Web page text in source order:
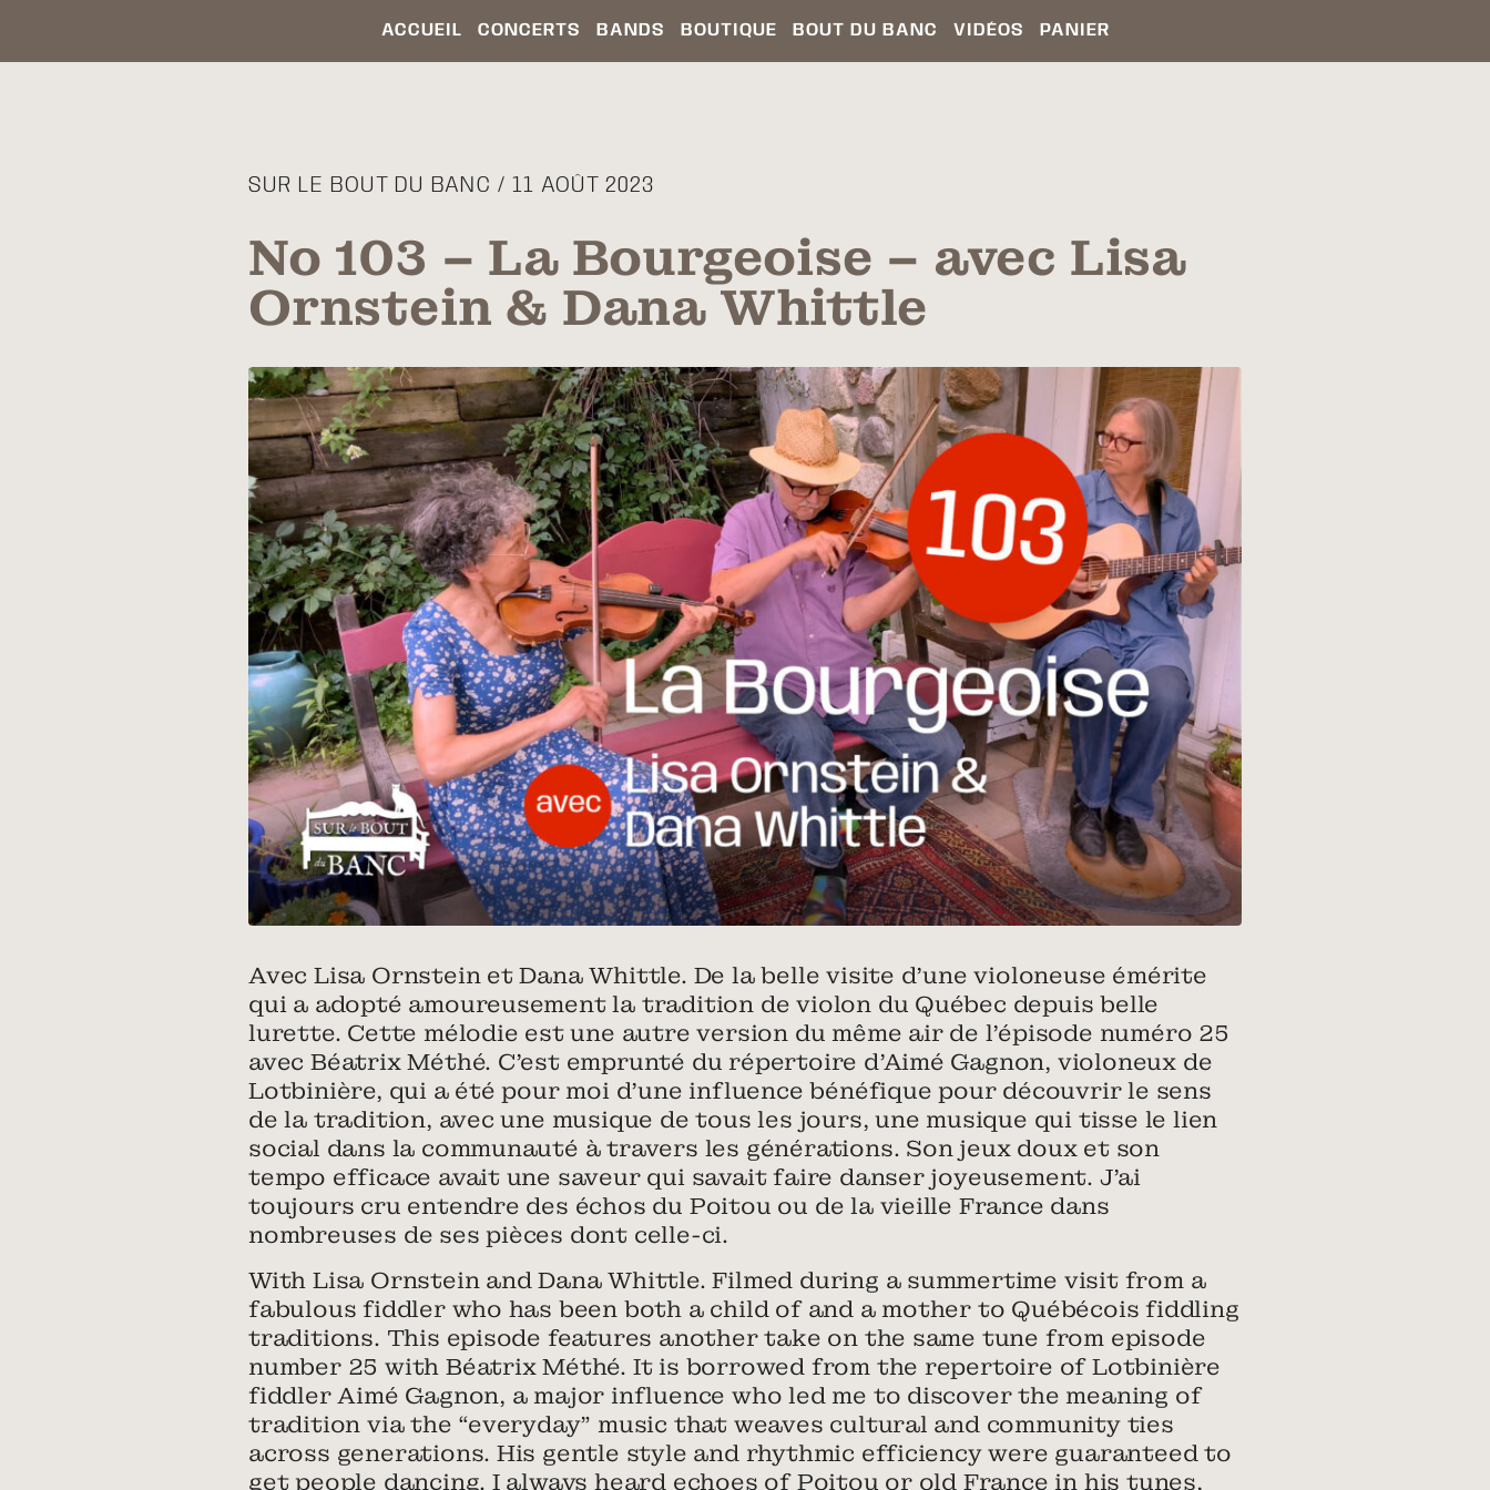
ACCUEIL CONCERTS BANDS BOUTIQUE BOUT DU BANC VIDÉOS PANIER
SUR LE BOUT DU BANC / 11 AOÛT 2023
No 103 – La Bourgeoise – avec Lisa
Ornstein & Dana Whittle
Avec Lisa Ornstein et Dana Whittle. De la belle visite d’une violoneuse émérite
qui a adopté amoureusement la tradition de violon du Québec depuis belle
lurette. Cette mélodie est une autre version du même air de l’épisode numéro 25
avec Béatrix Méthé. C’est emprunté du répertoire d’Aimé Gagnon, violoneux de
Lotbinière, qui a été pour moi d’une influence bénéfique pour découvrir le sens
de la tradition, avec une musique de tous les jours, une musique qui tisse le lien
social dans la communauté à travers les générations. Son jeux doux et son
tempo efficace avait une saveur qui savait faire danser joyeusement. J’ai
toujours cru entendre des échos du Poitou ou de la vieille France dans
nombreuses de ses pièces dont celle-ci.
With Lisa Ornstein and Dana Whittle. Filmed during a summertime visit from a
fabulous fiddler who has been both a child of and a mother to Québécois fiddling
traditions. This episode features another take on the same tune from episode
number 25 with Béatrix Méthé. It is borrowed from the repertoire of Lotbinière
fiddler Aimé Gagnon, a major influence who led me to discover the meaning of
tradition via the “everyday” music that weaves cultural and community ties
across generations. His gentle style and rhythmic efficiency were guaranteed to
get people dancing. I always heard echoes of Poitou or old France in his tunes,